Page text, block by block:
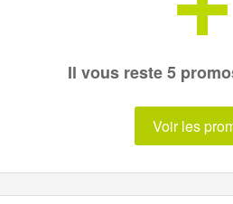
Il vous reste 5
Voir les